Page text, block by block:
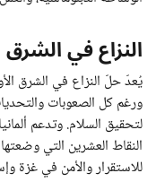
النزاع في
يُعدّ حلّ النزاع في الشرق
ورغم كل الصعوبات
لتحقيق السلام. وتدعم
النقاط العشرين التي
للاستقرار والأمن في غزة